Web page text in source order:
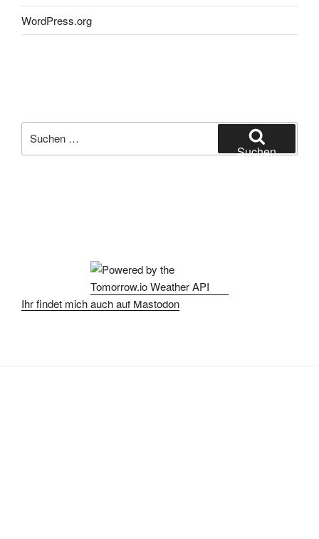
WordPress.org
nach:
Suchen
Ihr findet mich auch auf Mastodon